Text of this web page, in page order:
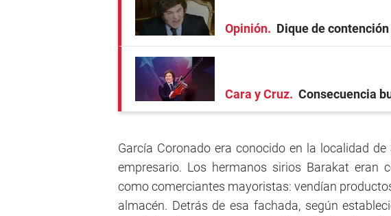
Opinión Dique de
Cara y Cruz Consecuencia
García Coronado era conocido en la localidad
empresario. Los hermanos sirios Barakat eran
como comerciantes mayoristas: vendían
almacén. Detrás de esa fachada, según